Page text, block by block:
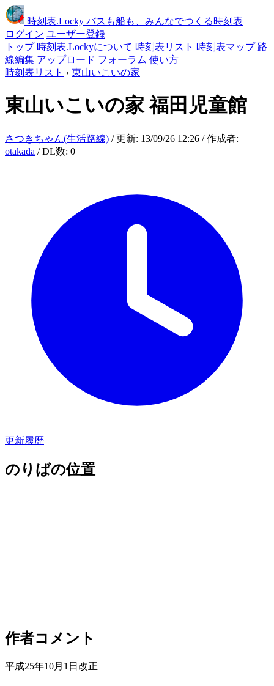
時刻表.Locky バスも船も、みんなでつくる時刻表
ログイン ユーザー登録
トップ 時刻表.Lockyについて 時刻表リスト 時刻表マップ 路
線編集 アップロード フォーラム 使い方
時刻表リスト › 東山いこいの家
東山いこいの家福田児童館
さつきちゃん(生活路線) / 更新: 13/09/26 12:26 / 作成者:
otakada / DL数: 0
更新履歴
のりばの位置
作者コメント
平成25年10月1日改正